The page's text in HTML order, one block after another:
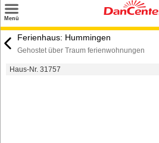
Menü
Suchen
Ferienhaus: Hummingen
Gehostet über Traum ferienwohnungen
Haus-Nr. 31757